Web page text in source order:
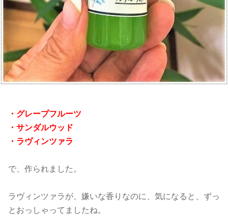
・グレープフルーツ
・サンダルウッド
・ラヴィンツァラ
で、作られました。
ラヴィンツァラが、嫌いな香りなのに、気になると、ずっ
とおっしゃってましたね。